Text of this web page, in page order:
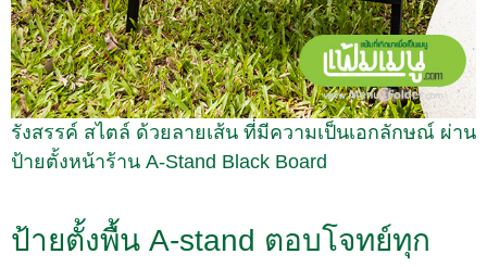
รังสรรค์ สไตล์ ด้วยลายเส้น ที่มีความเป็นเอกลักษณ์ ผ่าน
ป้ายตั้งหน้าร้าน A-Stand Black Board
ป้ายตั้งพื้น A-stand ตอบโจทย์ทุก